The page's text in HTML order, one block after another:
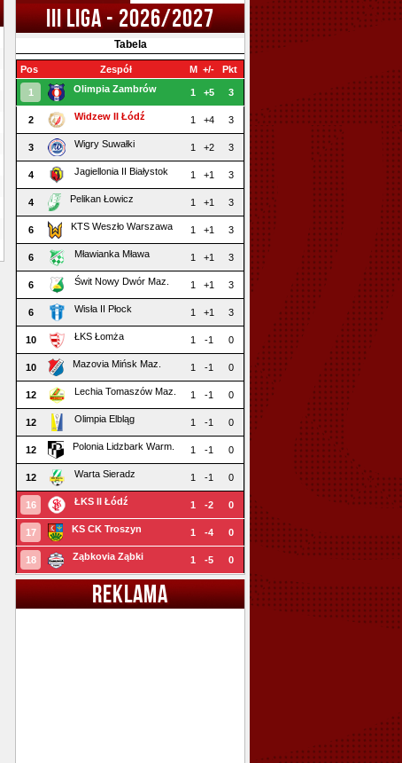
III LIGA - 2026/2027
Tabela
Pos Zespół M +/- Pkt
1 Olimpia Zambrów 1 +5 3
2 Widzew II Łódź 1 +4 3
3 Wigry Suwałki 1 +2 3
4 Jagiellonia II Białystok 1 +1 3
4 Pelikan Łowicz 1 +1 3
6 KTS Weszło Warszawa 1 +1 3
6 Mławianka Mława 1 +1 3
6 Świt Nowy Dwór Maz. 1 +1 3
6 Wisła II Płock 1 +1 3
10 ŁKS Łomża 1 -1 0
10 Mazovia Mińsk Maz. 1 -1 0
12 Lechia Tomaszów Maz. 1 -1 0
12 Olimpia Elbląg 1 -1 0
12 Polonia Lidzbark Warm. 1 -1 0
12 Warta Sieradz 1 -1 0
16 ŁKS II Łódź 1 -2 0
17 KS CK Troszyn 1 -4 0
18 Ząbkovia Ząbki 1 -5 0
REKLAMA